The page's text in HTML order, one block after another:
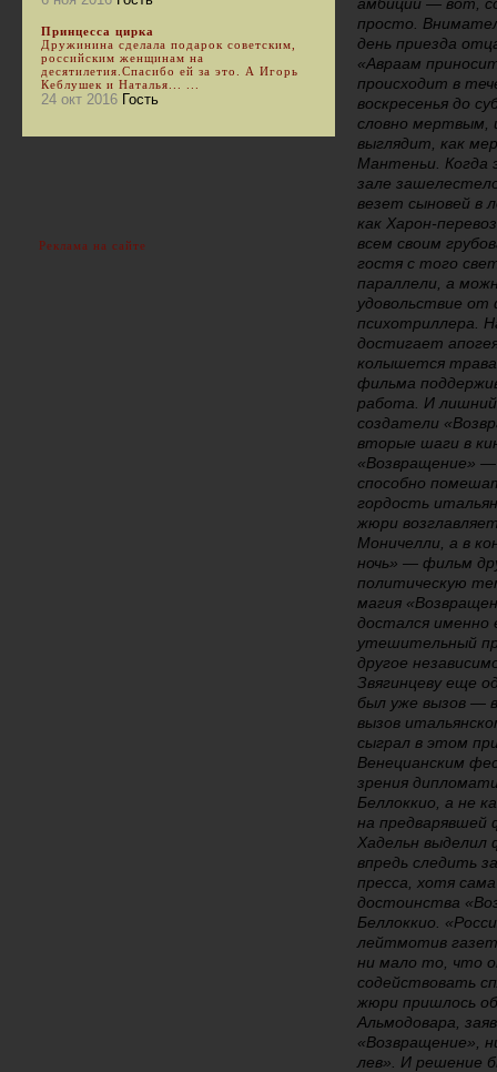
просто.
день приезда
«Авраам
происходит в
воскресенья до
словно мертвым,
выглядит, как
Мантеньи. Когда
зале
везет сыновей в
как Харон-
всем своим
гостя с того
параллели, а
удовольствие от
психотриллера.
достигает
колышется
фильма
работа. И
создатели
вторые шаги в
«Возвращение»
способно
гордость
жюри
Моничелли, а в
ночь» — фильм
политическую
магия
достался именно
утешительный
другое
Звягинцеву еще
был уже вызов —
вызов
сыграл в этом
Венецианским
зрения
Беллоккио, а не
на предварявшей
Хадельн выделил
впредь следить
пресса, хотя
достоинства
Беллоккио.
лейтмотив
ни мало то, что
содействовать
жюри пришлось
Альмодовара,
«Возвращение»,
лев». И решение
Принцесса цирка
Дружинина сделала подарок советским,
российским женщинам на
десятилетия.Спасибо ей за это. А Игорь
Кеблушек и Наталья... ...
24 окт 2016 Гость
Реклама на сайте